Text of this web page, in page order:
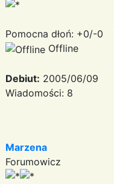
Pomocna dłoń: +0/-0
Offline
Debiut: 2005/06/09
Wiadomości: 8
Marzena
Forumowicz